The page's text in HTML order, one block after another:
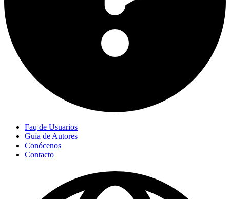
Faq de Usuarios
Guía de Autores
Conócenos
Contacto